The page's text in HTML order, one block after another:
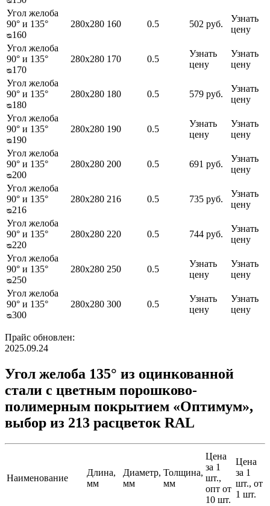
Угол желоба
90° и 135°
ᴓ160
280х280 160 0.5 502 руб.
Узнать
цену
Угол желоба
90° и 135°
ᴓ170
280х280 170 0.5
Узнать
цену
Узнать
цену
Угол желоба
90° и 135°
ᴓ180
280х280 180 0.5 579 руб.
Узнать
цену
Угол желоба
90° и 135°
ᴓ190
280х280 190 0.5
Узнать
цену
Узнать
цену
Угол желоба
90° и 135°
ᴓ200
280х280 200 0.5 691 руб.
Узнать
цену
Угол желоба
90° и 135°
ᴓ216
280х280 216 0.5 735 руб.
Узнать
цену
Угол желоба
90° и 135°
ᴓ220
280х280 220 0.5 744 руб.
Узнать
цену
Угол желоба
90° и 135°
ᴓ250
280х280 250 0.5
Узнать
цену
Узнать
цену
Угол желоба
90° и 135°
ᴓ300
280х280 300 0.5
Узнать
цену
Узнать
цену
Прайс обновлен:
2025.09.24
Угол желоба 135° из оцинкованной
стали с цветным порошково-
полимерным покрытием «Оптимум»,
выбор из 213 расцветок RAL
Наименование
Длина,
мм
Диаметр,
мм
Толщина,
мм
Цена
за 1
шт.,
опт от
10 шт.
Цена
за 1
шт., от
1 шт.